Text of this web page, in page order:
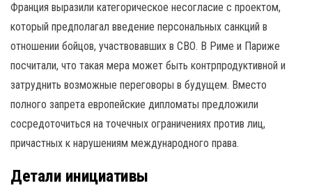
Франция выразили категорическое несогласие с проектом,
который предполагал введение персональных санкций в
отношении бойцов, участвовавших в СВО. В Риме и Париже
посчитали, что такая мера может быть контрпродуктивной и
затруднить возможные переговоры в будущем. Вместо
полного запрета европейские дипломаты предложили
сосредоточиться на точечных ограничениях против лиц,
причастных к нарушениям международного права.
Детали инициативы